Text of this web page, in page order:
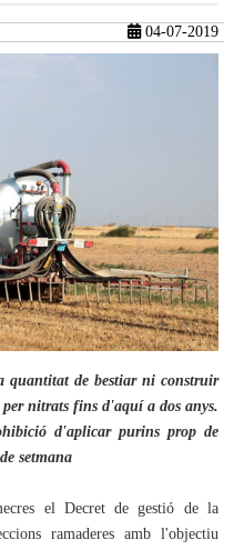
04-07-2019
quantitat de bestiar ni construir
per nitrats fins d'aquí a dos anys.
d'aplicar purins prop de
setmana
el Decret de gestió de la
ramaderes amb l'objectiu